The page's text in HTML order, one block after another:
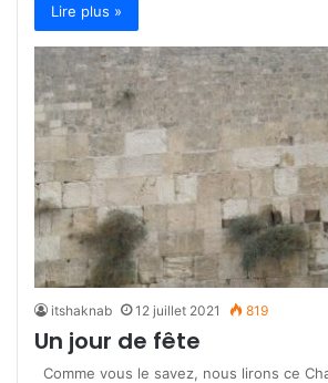
Lire plus »
itshaknab 12 juillet 2021 819
Un jour de fête
Comme vous le savez, nous lirons ce